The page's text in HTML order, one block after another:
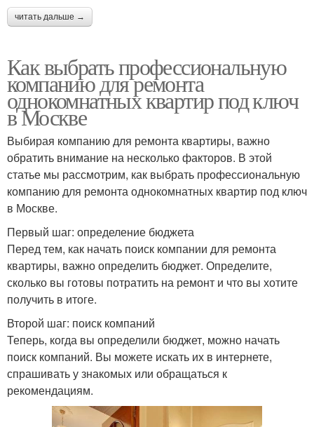
читать дальше →
Как выбрать профессиональную
компанию для ремонта
однокомнатных квартир под ключ
в Москве
Выбирая компанию для ремонта квартиры, важно
обратить внимание на несколько факторов. В этой
статье мы рассмотрим, как выбрать профессиональную
компанию для ремонта однокомнатных квартир под ключ
в Москве.
Первый шаг: определение бюджета
Перед тем, как начать поиск компании для ремонта
квартиры, важно определить бюджет. Определите,
сколько вы готовы потратить на ремонт и что вы хотите
получить в итоге.
Второй шаг: поиск компаний
Теперь, когда вы определили бюджет, можно начать
поиск компаний. Вы можете искать их в интернете,
спрашивать у знакомых или обращаться к
рекомендациям.